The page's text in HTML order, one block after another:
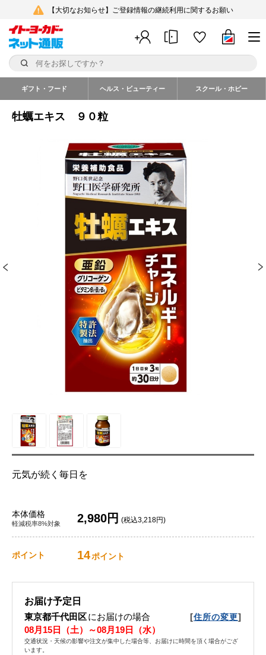
【大切なお知らせ】ご登録情報の継続利用に関するお願い
ギフト・フード ヘルス・ビューティー スクール・ホビー
牡蠣エキス ９０粒
元気が続く毎日を
本体価格
軽減税率8%対象 2,980円 (税込3,218円)
ポイント 14ポイント
お届け予定日
東京都千代田区にお届けの場合 [住所の変更]
08月15日（土）～08月19日（水）
交通状況・天候の影響や注文が集中した場合等、お届けに時間を頂く場合がござ
います。